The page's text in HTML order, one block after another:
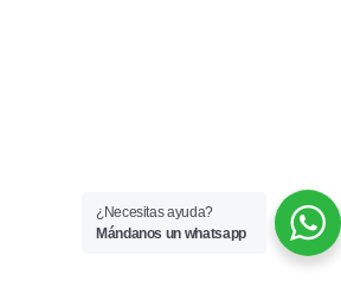
¿Necesitas ayuda?
Mándanos un whatsapp